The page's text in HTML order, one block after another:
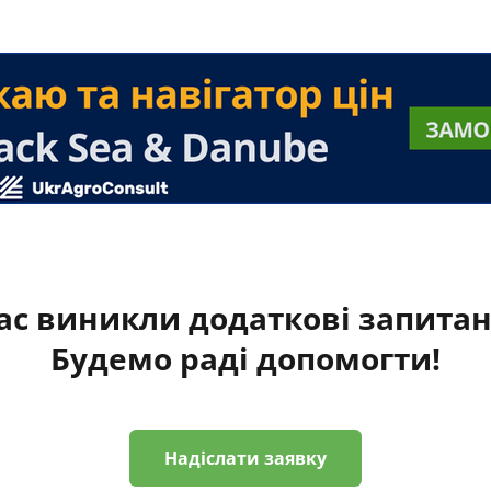
виникли додаткові
Будемо раді допомогти!
Надіслати заявку